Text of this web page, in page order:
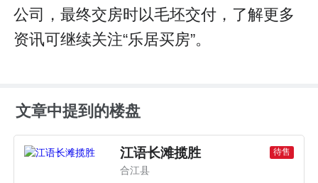
公司，最终交房时以毛坯交付，了解更多
资讯可继续关注“乐居买房”。
文章中提到的楼盘
江语长滩揽胜 待售
合江县